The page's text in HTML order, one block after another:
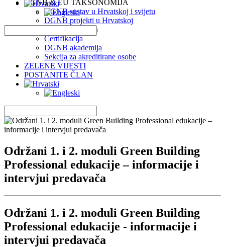
DGNB & EU TAKSONOMIJA
DGNB sustav u Hrvatskoj i svijetu
DGNB projekti u Hrvatskoj
EU Taksonomija
Certifikacija
DGNB akademija
Sekcija za akreditirane osobe
ZELENE VIJESTI
POSTANITE ČLAN
Održani 1. i 2. moduli Green Building
Professional edukacije – informacije i
intervjui predavača
Održani 1. i 2. moduli Green Building
Professional edukacije - informacije i
intervjui predavača